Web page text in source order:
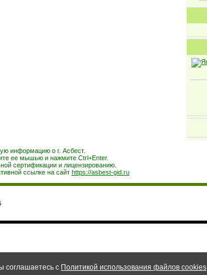
информацию о г. Асбест.
ее мышью и нажмите Ctrl+Enter.
сертификации и лицензированию.
ссылке на сайт https://asbest-gid.ru
соглашаетесь с Политикой использования файлов cookies